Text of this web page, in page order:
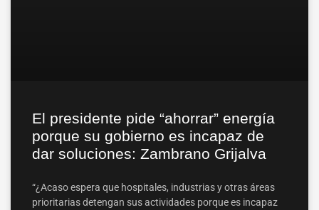
El presidente pide “ahorrar” energía
porque su gobierno es incapaz de
dar soluciones: Zambrano Grijalva
“¿Acaso espera que hospitales, industrias y otras áreas
prioritarias detengan sus actividades porque es incapaz